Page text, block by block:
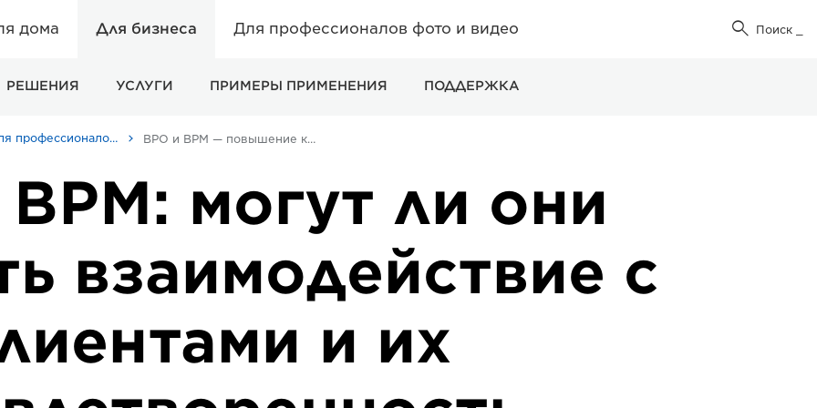
дома Для бизнеса Для профессионалов фото и видео  Поиск
РЕШЕНИЯ УСЛУГИ ПРИМЕРЫ ПРИМЕНЕНИЯ ПОДДЕРЖКА
Статьи для профессионалов и бизнес-статьи BPO и BPM — повышение качества обслуживания клиентов
могут ли они
взаимодействие с
и их